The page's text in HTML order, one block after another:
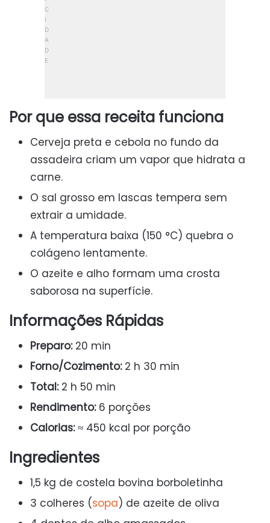
Por que essa receita funciona
Cerveja preta e cebola no fundo da
assadeira criam um vapor que hidrata a
carne.
O sal grosso em lascas tempera sem
extrair a umidade.
A temperatura baixa (150 °C) quebra o
colágeno lentamente.
O azeite e alho formam uma crosta
saborosa na superfície.
Informações Rápidas
Preparo:20 min
Forno/Cozimento:2 h 30 min
Total:2 h 50 min
Rendimento:6 porções
Calorias:≈ 450 kcal por porção
Ingredientes
1,5 kg de costela bovina borboletinha
3 colheres (sopa) de azeite de oliva